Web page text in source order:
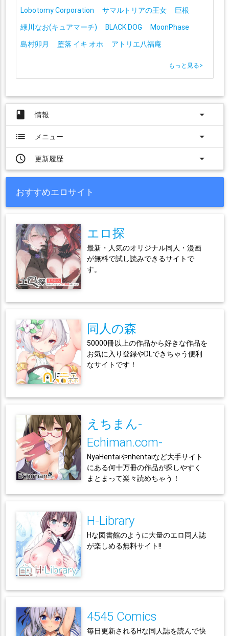
Lobotomy Corporation
サマルトリアの王女
巨根
緑川なお(キュアマーチ)
BLACK DOG
MoonPhase
島村卯月
堕落 イキ オホ アトリエ八福庵
もっと見る>
book 情報
arrow_drop_down
list
メニュー
arrow_drop_down
access_time
更新履歴 arrow_drop_down
おすすめエロサイト
エロ探
最新・人気のオリジナル同人・漫画
が無料で試し読みできるサイトで
す。
同人の森
50000冊以上の作品から好きな作品を
お気に入り登録やDLできちゃう便利
なサイトです！
えちまん-
Echiman.com-
NyaHentaiやnhentaiなど大手サイト
にある何十万冊の作品が探しやすく
まとまって楽々読めちゃう！
H-Library
Hな図書館のように大量のエロ同人誌
が楽しめる無料サイト!!
4545 Comics
毎日更新されるHな同人誌を読んで快